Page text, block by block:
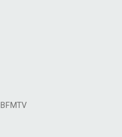
BFMTV